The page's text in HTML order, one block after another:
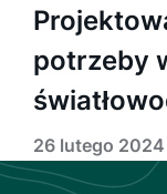
potrzeby
26 lutego 2024